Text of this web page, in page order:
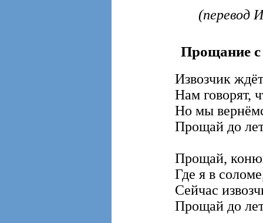
(перевод
Прощание с
Извозчик
Нам говорят,
Но мы
Прощай до
Прощай,
Где я в
Сейчас
Прощай до